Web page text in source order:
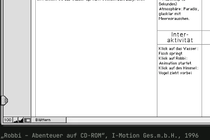
„Robbi – Abenteuer auf CD-ROM“, I-Motion Ges.m.b.H., 1996